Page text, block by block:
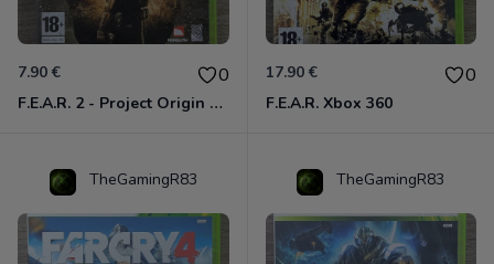
7.90 € 0
F.E.A.R. 2 - Project Origin Xbox 360
17.90 € 0
F.E.A.R. Xbox 360
TheGamingR83 TheGamingR83